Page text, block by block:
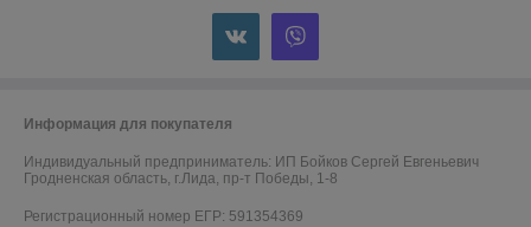
Информация для покупателя
Индивидуальный предприниматель: ИП Бойков Сергей Евгеньевич
Гродненская область, г.Лида, пр-т Победы, 1-8
Регистрационный номер ЕГР: 591354369